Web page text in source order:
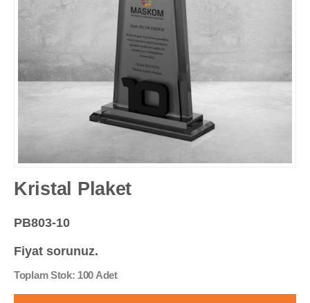
Kristal Plaket
PB803-10
Fiyat sorunuz.
Toplam Stok: 100 Adet